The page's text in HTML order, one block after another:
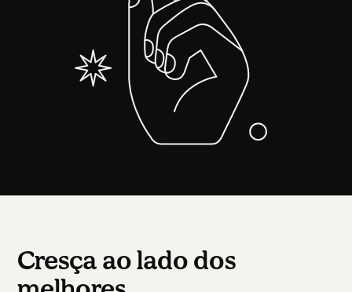
Cresça ao lado dos